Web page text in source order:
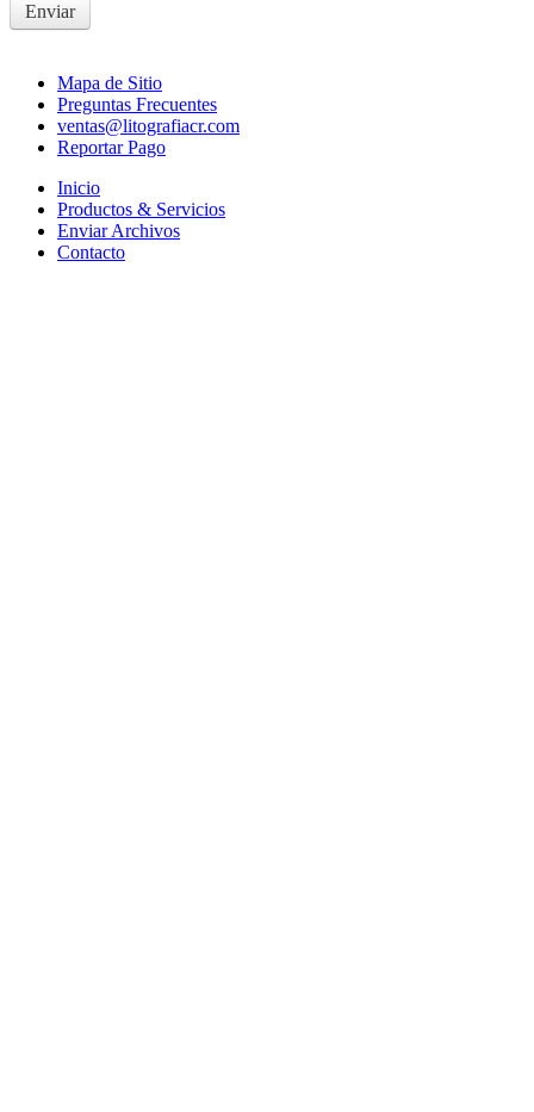
Enviar
Mapa de Sitio
Preguntas Frecuentes
ventas@litografiacr.com
Reportar Pago
Inicio
Productos & Servicios
Enviar Archivos
Contacto